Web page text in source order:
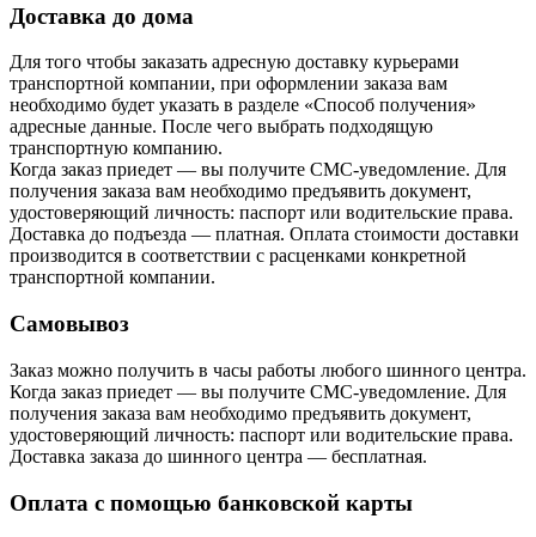
Доставка до дома
Для того чтобы заказать адресную доставку курьерами
транспортной компании, при оформлении заказа вам
необходимо будет указать в разделе «Способ получения»
адресные данные. После чего выбрать подходящую
транспортную компанию.
Когда заказ приедет — вы получите СМС-уведомление. Для
получения заказа вам необходимо предъявить документ,
удостоверяющий личность: паспорт или водительские права.
Доставка до подъезда — платная. Оплата стоимости доставки
производится в соответствии с расценками конкретной
транспортной компании.
Самовывоз
Заказ можно получить в часы работы любого шинного центра.
Когда заказ приедет — вы получите СМС-уведомление. Для
получения заказа вам необходимо предъявить документ,
удостоверяющий личность: паспорт или водительские права.
Доставка заказа до шинного центра — бесплатная.
Оплата с помощью банковской карты